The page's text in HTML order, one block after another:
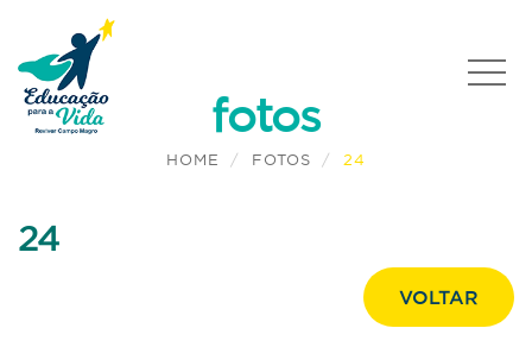
fotos
HOME FOTOS 24
24
VOLTAR